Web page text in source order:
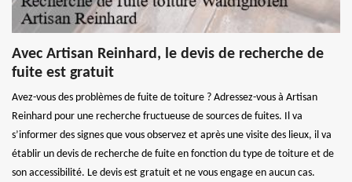
Avec Artisan Reinhard, le devis de recherche de
fuite est gratuit
Avez-vous des problèmes de fuite de toiture ? Adressez-vous à Artisan
Reinhard pour une recherche fructueuse de sources de fuites. Il va
s’informer des signes que vous observez et après une visite des lieux, il va
établir un devis de recherche de fuite en fonction du type de toiture et de
son accessibilité. Le devis est gratuit et ne vous engage en aucun cas.